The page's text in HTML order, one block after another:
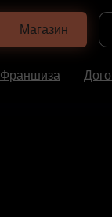
Магазин
Франшиза